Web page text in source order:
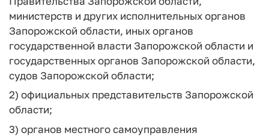
министерств и других исполнительных органов
Запорожской области, иных органов
государственной власти Запорожской области и
государственных органов Запорожской области,
судов Запорожской области;
2) официальных представительств Запорожской
области;
3) органов местного самоуправления